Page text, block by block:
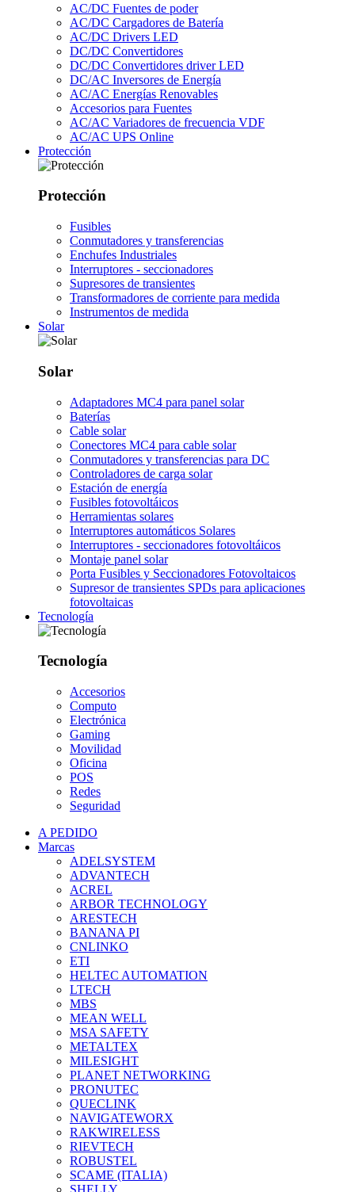
AC/DC Fuentes de poder
AC/DC Cargadores de Batería
AC/DC Drivers LED
DC/DC Convertidores
DC/DC Convertidores driver LED
DC/AC Inversores de Energía
AC/AC Energías Renovables
Accesorios para Fuentes
AC/AC Variadores de frecuencia VDF
AC/AC UPS Online
Protección
Protección
Fusibles
Conmutadores y transferencias
Enchufes Industriales
Interruptores - seccionadores
Supresores de transientes
Transformadores de corriente para medida
Instrumentos de medida
Solar
Solar
Adaptadores MC4 para panel solar
Baterías
Cable solar
Conectores MC4 para cable solar
Conmutadores y transferencias para DC
Controladores de carga solar
Estación de energía
Fusibles fotovoltáicos
Herramientas solares
Interruptores automáticos Solares
Interruptores - seccionadores fotovoltáicos
Montaje panel solar
Porta Fusibles y Seccionadores Fotovoltaicos
Supresor de transientes SPDs para aplicaciones
fotovoltaicas
Tecnología
Tecnología
Accesorios
Computo
Electrónica
Gaming
Movilidad
Oficina
POS
Redes
Seguridad
A PEDIDO
Marcas
ADELSYSTEM
ADVANTECH
ACREL
ARBOR TECHNOLOGY
ARESTECH
BANANA PI
CNLINKO
ETI
HELTEC AUTOMATION
LTECH
MBS
MEAN WELL
MSA SAFETY
METALTEX
MILESIGHT
PLANET NETWORKING
PRONUTEC
QUECLINK
NAVIGATEWORX
RAKWIRELESS
RIEVTECH
ROBUSTEL
SCAME (ITALIA)
SHELLY